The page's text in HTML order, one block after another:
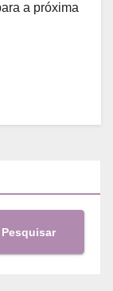
a próxima
Pesquisar